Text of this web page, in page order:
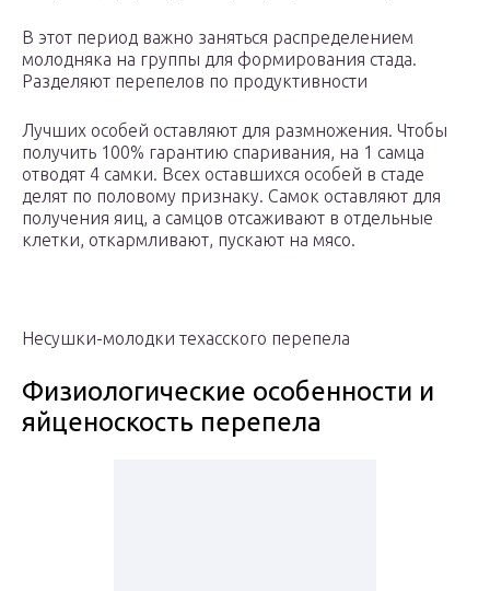
В этот период важно заняться распределением
молодняка на группы для формирования стада.
Разделяют перепелов по продуктивности
Лучших особей оставляют для размножения. Чтобы
получить 100% гарантию спаривания, на 1 самца
отводят 4 самки. Всех оставшихся особей в стаде
делят по половому признаку. Самок оставляют для
получения яиц, а самцов отсаживают в отдельные
клетки, откармливают, пускают на мясо.
Несушки-молодки техасского перепела
Физиологические особенности и
яйценоскость перепела